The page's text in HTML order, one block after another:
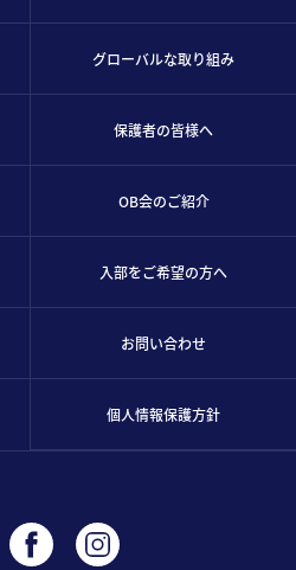
グローバルな取り組み
保護者の皆様へ
OB会のご紹介
入部をご希望の方へ
お問い合わせ
個人情報保護方針